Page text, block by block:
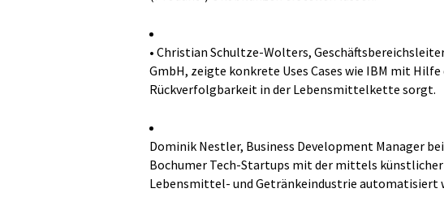
• Christian Schultze-Wolters,
GmbH, zeigte konkrete Uses Cases wie IBM mit
Rückverfolgbarkeit in der Lebensmittelkette sorgt.
Dominik Nestler, Business Development Manager
Bochumer Tech-Startups mit der mittels
Lebensmittel- und Getränkeindustrie automatisiert